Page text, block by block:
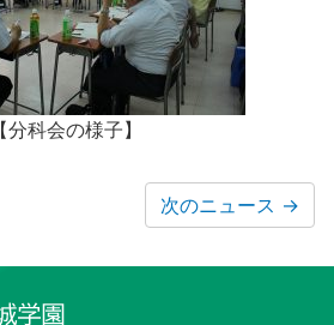
【分科会の様子】
次のニュース →